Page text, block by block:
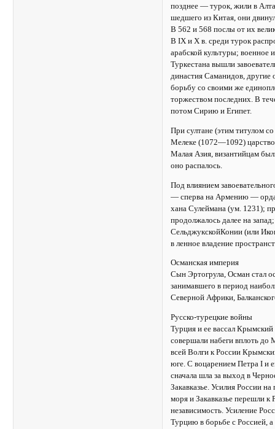
позднее — турок, жили в
шедшего из Китая, они
В 562 и 568 послы от их
В IX и Х в. среди турок
арабской культуры; военное
Туркестана вышли
династия Саманидов, другие
борьбу со своими же
торжеством последних. В
потом Сирию и Египет.
При султане (этим титулом
Мелеке (1072—1092) царство
Малая Азия, византийцам
оно распалось.
Под влиянием
— сперва на Армению — орда
хана Сулеймана (ум. 1231);
продолжалось далее на
СельджукскойКонии (или
в ленное владение
Османская империя
Сын Эртогрула, Осман стал
занимавшего в период
Северной Африки,
Русско-турецкие войны
Турция и ее вассал
совершали набеги вплоть до
всей Волги к России
юге. С воцарением Петра I и
сначала шла за выход в
Закавказье. Усилия России
моря и Закавказье перешли
независимость. Усиление
Турцию в борьбе с Россией,